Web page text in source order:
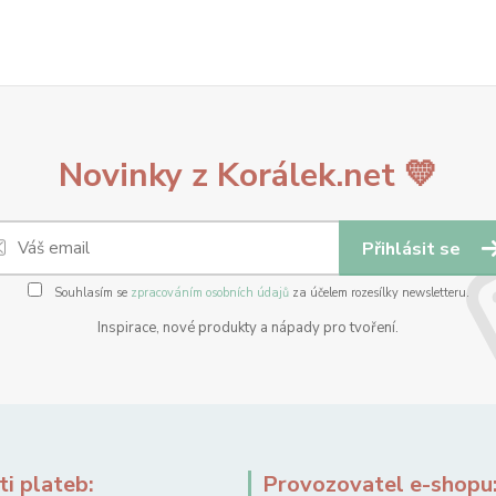
Novinky z Korálek.net 💛
Přihlásit se
Souhlasím se zpracováním osobních údajůza účelem rozesílky newsletteru.
Inspirace, nové produkty a nápady pro tvoření.
plateb: Provozovatel e-